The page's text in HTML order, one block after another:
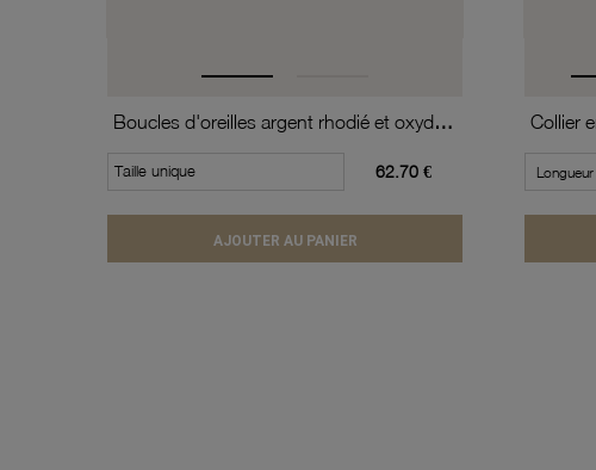
Boucles d'oreilles argent rhodié et oxydes de zirconium
Taille unique 62.70 €
AJOUTER AU PANIER